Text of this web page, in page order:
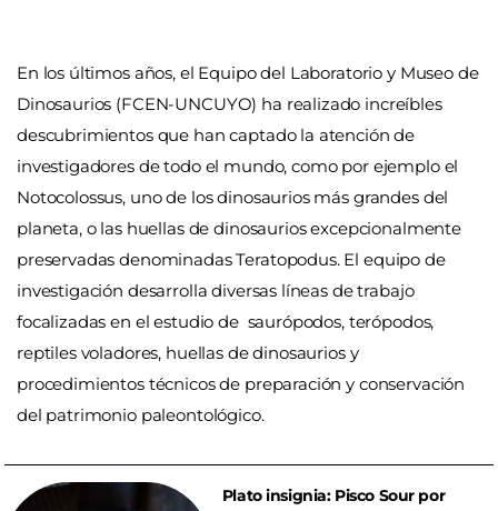
En los últimos años, el Equipo del Laboratorio y Museo de
Dinosaurios (FCEN-UNCUYO) ha realizado increíbles
descubrimientos que han captado la atención de
investigadores de todo el mundo, como por ejemplo el
Notocolossus, uno de los dinosaurios más grandes del
planeta, o las huellas de dinosaurios excepcionalmente
preservadas denominadas Teratopodus. El equipo de
investigación desarrolla diversas líneas de trabajo
focalizadas en el estudio de saurópodos, terópodos,
reptiles voladores, huellas de dinosaurios y
procedimientos técnicos de preparación y conservación
del patrimonio paleontológico.
Plato insignia: Pisco Sour por